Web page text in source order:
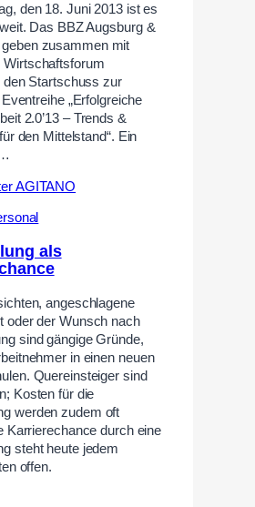
den 18. Juni 2013 ist es
Das BBZ Augsburg &
zusammen mit
Wirtschaftsforum
den Startschuss zur
„Erfolgreiche
2.0’13 – Trends &
den Mittelstand“. Ein
als
angeschlagene
oder der Wunsch nach
sind gängige Gründe,
in einen neuen
Quereinsteiger sind
Kosten für die
werden zudem oft
Karrierechance durch eine
steht heute jedem
offen.